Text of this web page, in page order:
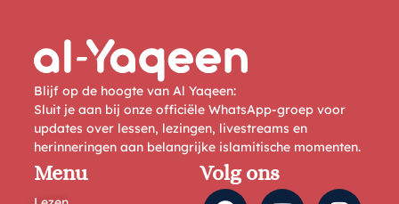
Blijf op de hoogte van Al Yaqeen:
Sluit je aan bij onze officiële WhatsApp-groep voor
updates over lessen, lezingen, livestreams en
herinneringen aan belangrijke islamitische momenten.
Menu Volg ons